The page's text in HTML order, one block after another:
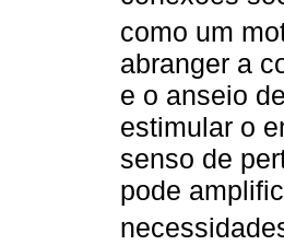
como um
abranger a
e o anseio
estimular o
senso de
pode